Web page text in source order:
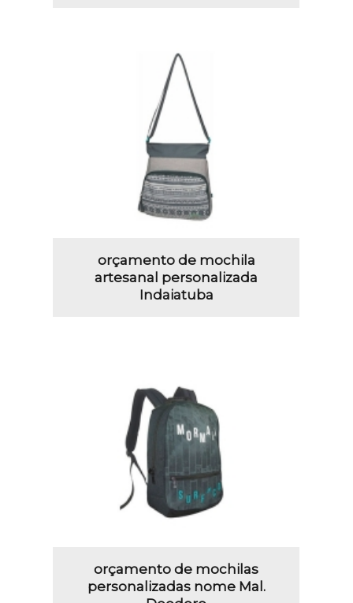
orçamento de mochila
artesanal personalizada
Indaiatuba
orçamento de mochilas
personalizadas nome Mal.